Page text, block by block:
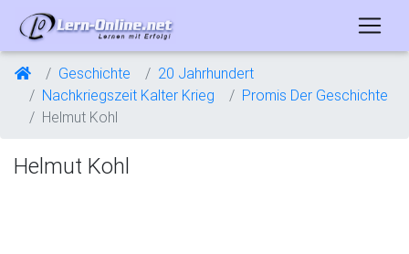
Geschichte
20 Jahrhundert
Nachkriegszeit Kalter Krieg
Promis Der Geschichte
Helmut Kohl
Helmut Kohl